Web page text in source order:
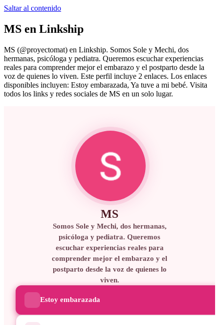
Saltar al contenido
MS en Linkship
MS (@proyectomat) en Linkship. Somos Sole y Mechi, dos
hermanas, psicóloga y pediatra. Queremos escuchar experiencias
reales para comprender mejor el embarazo y el postparto desde la
voz de quienes lo viven. Este perfil incluye 2 enlaces. Los enlaces
disponibles incluyen: Estoy embarazada, Ya tuve a mi bebé. Visita
todos los links y redes sociales de MS en un solo lugar.
MS
Somos Sole y Mechi, dos hermanas,
psicóloga y pediatra. Queremos
escuchar experiencias reales para
comprender mejor el embarazo y el
postparto desde la voz de quienes lo
viven.
Estoy embarazada